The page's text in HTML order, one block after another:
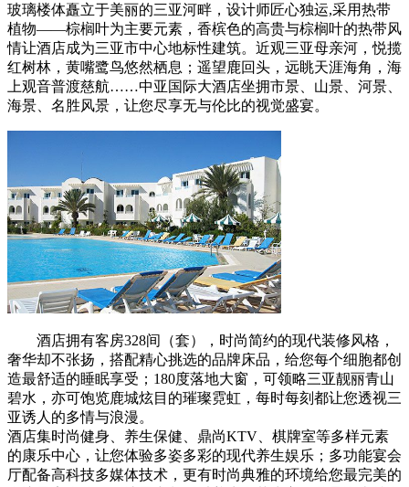
玻璃楼体矗立于美丽的三亚河畔，设计师匠心独运,采用热带
植物——棕榈叶为主要元素，香槟色的高贵与棕榈叶的热带风
情让酒店成为三亚市中心地标性建筑。近观三亚母亲河，悦揽
红树林，黄嘴鹭鸟悠然栖息；遥望鹿回头，远眺天涯海角，海
上观音普渡慈航……中亚国际大酒店坐拥市景、山景、河景、
海景、名胜风景，让您尽享无与伦比的视觉盛宴。
酒店拥有客房328间（套），时尚简约的现代装修风格，
奢华却不张扬，搭配精心挑选的品牌床品，给您每个细胞都创
造最舒适的睡眠享受；180度落地大窗，可领略三亚靓丽青山
碧水，亦可饱览鹿城炫目的璀璨霓虹，每时每刻都让您透视三
亚诱人的多情与浪漫。
酒店集时尚健身、养生保健、鼎尚KTV、棋牌室等多样元素
的康乐中心，让您体验多姿多彩的现代养生娱乐；多功能宴会
厅配备高科技多媒体技术，更有时尚典雅的环境给您最完美的